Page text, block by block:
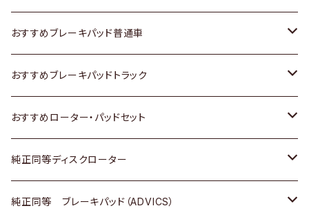
日産
いすゞ
ダイハツ
マツダ
三菱
スズキ
日産
いすゞ
ダイハツ
マツダ
スズキ
日産
いすゞ
ダイハツ
三菱
トヨタ
ホンダ
スズキ
日産
ダイハツ
おすすめブレーキパッド普通車
トヨタ
ホンダ
スズキ
日産
おすすめブレーキパッドトラック
トヨタ
日産
いすゞ
おすすめローター・パッドセット
トヨタ
ホンダ
純正同等ディスクローター
トヨタ
純正同等 ブレーキパッド（ADVICS）